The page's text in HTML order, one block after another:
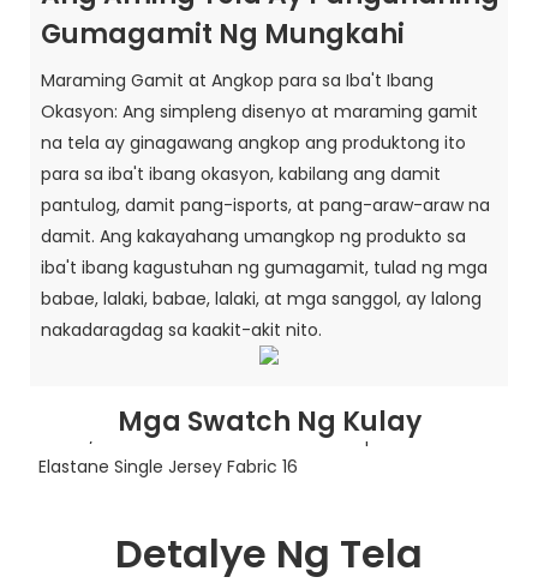
Gumagamit Ng Mungkahi
Maraming Gamit at Angkop para sa Iba't Ibang
Okasyon: Ang simpleng disenyo at maraming gamit
na tela ay ginagawang angkop ang produktong ito
para sa iba't ibang okasyon, kabilang ang damit
pantulog, damit pang-isports, at pang-araw-araw na
damit. Ang kakayahang umangkop ng produkto sa
iba't ibang kagustuhan ng gumagamit, tulad ng mga
babae, lalaki, babae, lalaki, at mga sanggol, ay lalong
nakadaragdag sa kaakit-akit nito.
Mga Swatch Ng Kulay
Detalye Ng Tela